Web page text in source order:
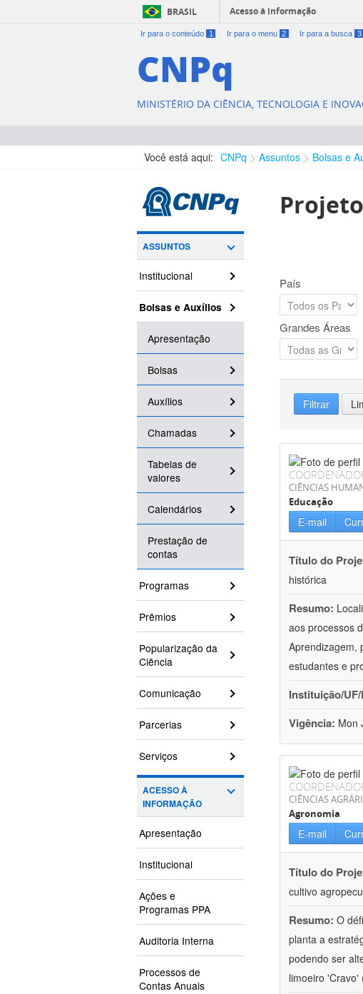
BRASIL Acesso à informação
Ir para o conteúdo 1 Ir para o menu 2 Ir para a busca 3
CNPq
MINISTÉRIO DA CIÊNCIA, TECNOLOGIA E
Você está aqui: CNPq Assuntos Bolsas e
ASSUNTOS
Institucional
Bolsas e Auxílios
Apresentação
Bolsas
Auxílios
Chamadas
Tabelas de
valores
Calendários
Prestação de
contas
Programas
Prêmios
Popularização da
Ciência
Comunicação
Parcerias
Serviços
ACESSO À
INFORMAÇÃO
Apresentação
Institucional
Ações e
Programas PPA
Auditoria Interna
Processos de
Contas Anuais
País
Grandes Áreas
Filtrar
CIÊNCIAS
Educação
E-mail
Título do
histórica
Resumo:
aos processos
Aprendizagem,
estudantes e
Instituição/
Vigência: Mon
CIÊNCIAS
Agronomia
E-mail
Título do
cultivo
Resumo: O
planta a
podendo ser
limoeiro 'Cravo'